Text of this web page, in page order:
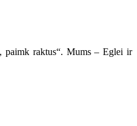
paimk raktus“. Mums – Eglei ir